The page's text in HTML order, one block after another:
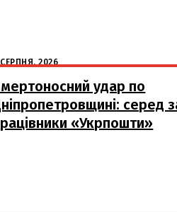
2026
удар по
серед
«Укрпошти»